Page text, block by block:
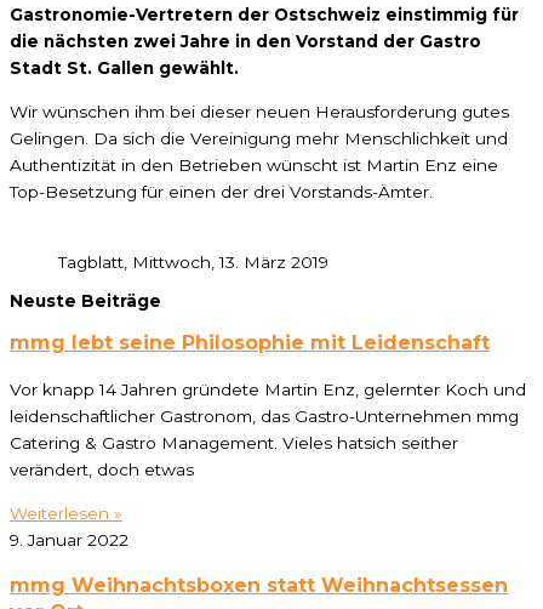
Gastronomie-Vertretern der Ostschweiz einstimmig für
die nächsten zwei Jahre in den Vorstand der Gastro
Stadt St. Gallen gewählt.
Wir wünschen ihm bei dieser neuen Herausforderung gutes
Gelingen. Da sich die Vereinigung mehr Menschlichkeit und
Authentizität in den Betrieben wünscht ist Martin Enz eine
Top-Besetzung für einen der drei Vorstands-Ämter.
Tagblatt, Mittwoch, 13. März 2019
Neuste Beiträge
mmg lebt seine Philosophie mit Leidenschaft
Vor knapp 14 Jahren gründete Martin Enz, gelernter Koch und
leidenschaftlicher Gastronom, das Gastro-Unternehmen mmg
Catering & Gastro Management. Vieles hatsich seither
verändert, doch etwas
Weiterlesen »
9. Januar 2022
mmg Weihnachtsboxen statt Weihnachtsessen